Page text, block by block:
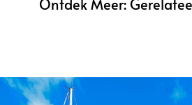
Ontdek Meer: